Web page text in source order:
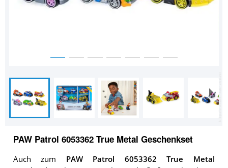
PAW Patrol 6053362 True Metal Geschenkset
Auch zum PAW Patrol 6053362 True Metal